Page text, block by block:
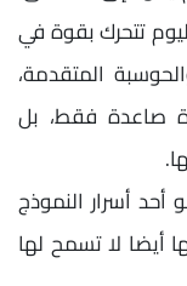
تتحرك بقوة في
المتقدمة،
صاعدة فقط، بل
أسرار النموذج
أيضا لا تسمح لها